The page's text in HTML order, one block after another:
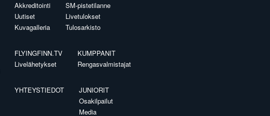
Akkreditointi
Uutiset
Kuvagalleria
SM-pistetilanne
Livetulokset
Tulosarkisto
FLYINGFINN.TV
Livelähetykset
KUMPPANIT
Rengasvalmistajat
YHTEYSTIEDOT
JUNIORIT
Osakilpailut
Media